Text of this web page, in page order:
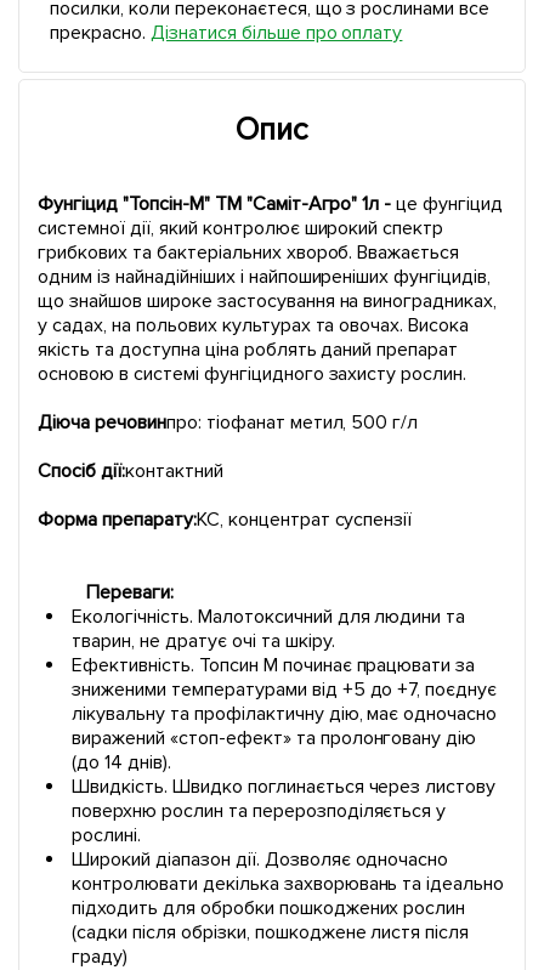
посилки, коли переконаєтеся, що з рослинами все
прекрасно. Дізнатися більше про оплату
Опис
Фунгіцид "Топсін-М" ТМ "Саміт-Агро" 1л -це фунгіцид
системної дії, який контролює широкий спектр
грибкових та бактеріальних хвороб. Вважається
одним із найнадійніших і найпоширеніших фунгіцидів,
що знайшов широке застосування на виноградниках,
у садах, на польових культурах та овочах. Висока
якість та доступна ціна роблять даний препарат
основою в системі фунгіцидного захисту рослин.
Діюча речовинпро: тіофанат метил, 500 г/л
Спосіб дії:контактний
Форма препарату:КС, концентрат суспензії
Переваги:
Екологічність. Малотоксичний для людини та
тварин, не дратує очі та шкіру.
Ефективність. Топсин М починає працювати за
зниженими температурами від +5 до +7, поєднує
лікувальну та профілактичну дію, має одночасно
виражений «стоп-ефект» та пролонговану дію
(до 14 днів).
Швидкість. Швидко поглинається через листову
поверхню рослин та перерозподіляється у
рослині.
Широкий діапазон дії. Дозволяє одночасно
контролювати декілька захворювань та ідеально
підходить для обробки пошкоджених рослин
(садки після обрізки, пошкоджене листя після
граду)